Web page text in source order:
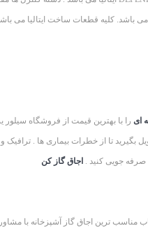
می باشد. کلیه قطعات ساخت ایتالیا می
ای را با بهترین قیمت از فروشگاه سیلور
بگیرید تا از خطرات بیماری ها . ترافیک
صرفه جویی کنید . اجاق گاز کن
مناسب ترین اجاق گاز آشپزخانه با